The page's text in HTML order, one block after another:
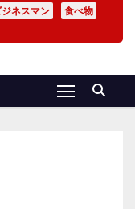
ジネスマン
食べ物